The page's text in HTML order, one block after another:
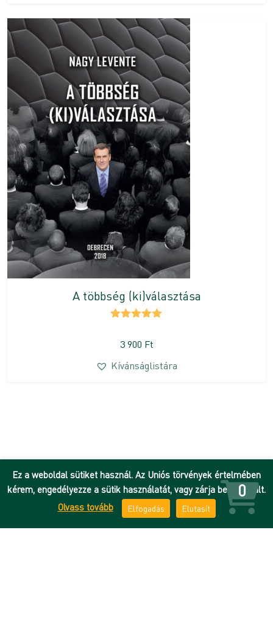
A többség (ki)választása
3 900 Ft
Kívánságlistára
Ez a weboldal sütiket használ. Az Uniós törvények értelmében
kérem, engedélyezze a sütik használatát, vagy zárja be az oldalt.
Olvass tovább
Elfogadás Elutasít
0